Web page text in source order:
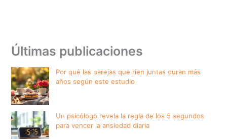
Últimas publicaciones
Por qué las parejas que ríen juntas duran más
años según este estudio
Un psicólogo revela la regla de los 5 segundos
para vencer la ansiedad diaria